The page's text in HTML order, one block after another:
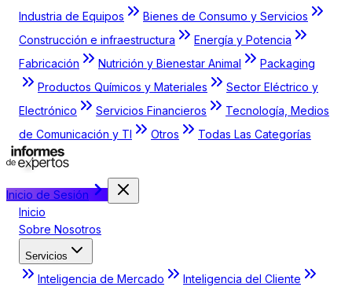
Industria de Equipos
Bienes de Consumo y Servicios
Construcción e infraestructura
Energía y Potencia
Fabricación
Nutrición y Bienestar Animal
Packaging
Productos Químicos y Materiales
Sector Eléctrico y
Electrónico
Servicios Financieros
Tecnología, Medios
de Comunicación y TI
Otros Todas Las Categorías
Inicio de Sesión
Inicio
Sobre Nosotros
Servicios
Inteligencia de Mercado
Inteligencia del Cliente